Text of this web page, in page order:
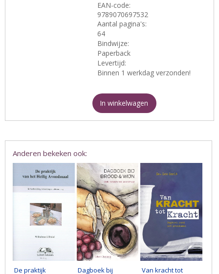
EAN-code:
9789070697532
Aantal pagina's:
64
Bindwijze:
Paperback
Levertijd:
Binnen 1 werkdag verzonden!
In winkelwagen
Anderen bekeken ook:
De praktijk
Dagboek bij
Van kracht tot